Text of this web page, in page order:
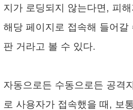
지가 로딩되지 않는다면, 피
해당 페이지로 접속해 들어갈
판 거라고 볼 수 있다.
자동으로든 수동으로든 공격
로 사용자가 접속했을 때, 보